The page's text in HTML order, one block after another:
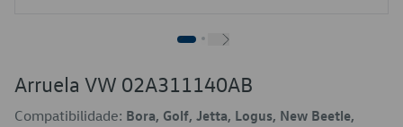
Arruela VW 02A311140AB
Compatibilidade: Bora, Golf, Jetta, Logus, New Beetle,